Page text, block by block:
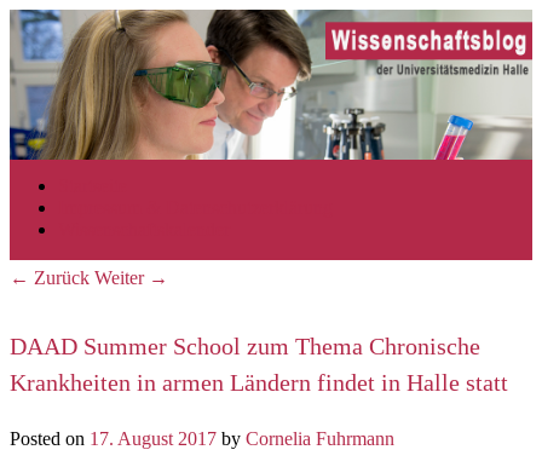
Hauptmenü
Zum Inhalt wechseln
Zum sekundären Inhalt wechseln
← Zurück Weiter →
DAAD Summer School zum Thema Chronische
Krankheiten in armen Ländern findet in Halle statt
Posted on 17. August 2017 by Cornelia Fuhrmann